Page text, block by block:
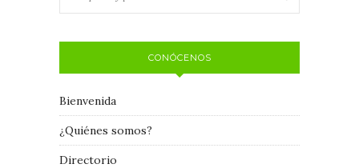
CONÓCENOS
Bienvenida
¿Quiénes somos?
Directorio